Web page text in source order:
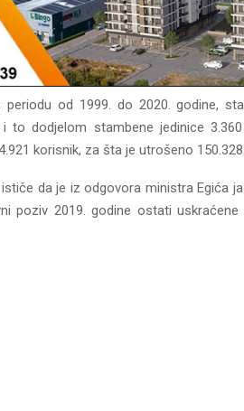
od 1999. do 2020. godine,
to dodjelom stambene jedinice
korisnik, za šta je utrošeno
da je iz odgovora ministra Egića
poziv 2019. godine ostati uskraćene